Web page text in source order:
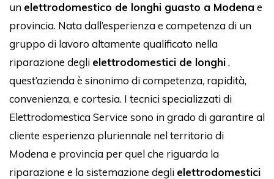
un elettrodomestico de longhi guasto a Modena e
provincia. Nata dall’esperienza e competenza di un
gruppo di lavoro altamente qualificato nella
riparazione degli elettrodomestici de longhi,
quest’azienda è sinonimo di competenza, rapidità,
convenienza, e cortesia. I tecnici specializzati di
Elettrodomestica Service sono in grado di garantire al
cliente esperienza pluriennale nel territorio di
Modena e provincia per quel che riguarda la
riparazione e la sistemazione degli elettrodomestici